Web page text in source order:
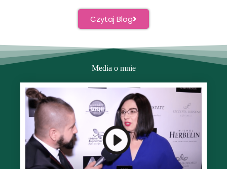
Czytaj Blog
Media o mnie